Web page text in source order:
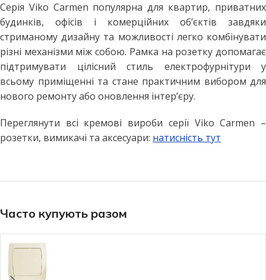
Серія Viko Carmen популярна для квартир, приватних
будинків, офісів і комерційних об’єктів завдяки
стриманому дизайну та можливості легко комбінувати
різні механізми між собою. Рамка на розетку допомагає
підтримувати цілісний стиль електрофурнітури у
всьому приміщенні та стане практичним вибором для
нового ремонту або оновлення інтер’єру.
Переглянути всі кремові вироби серії Viko Carmen –
розетки, вимикачі та аксесуари: натисність тут
Часто купують разом